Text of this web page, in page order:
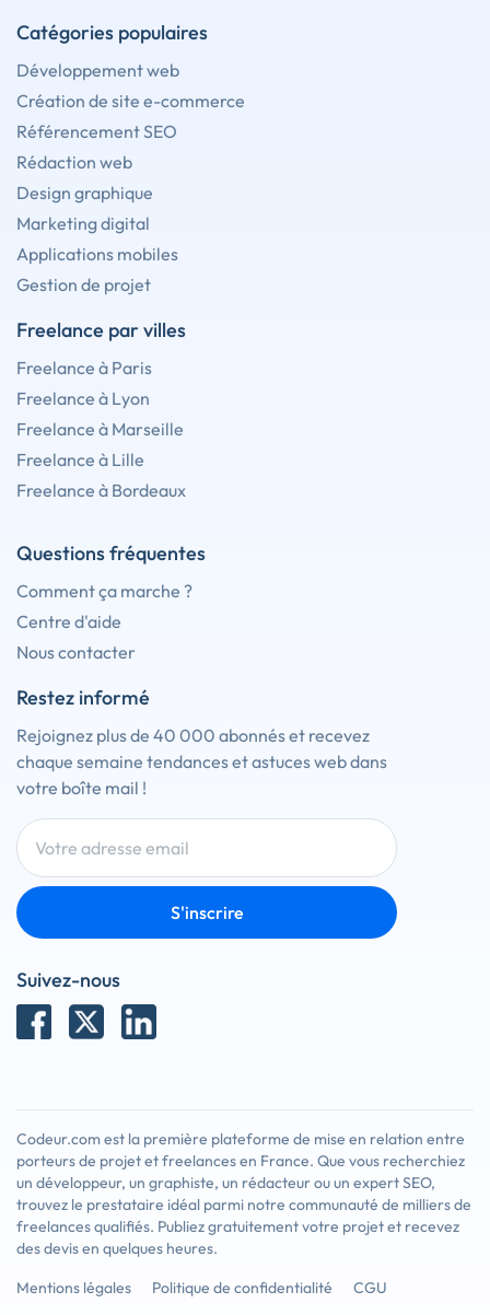
Catégories populaires
Développement web
Création de site e-commerce
Référencement SEO
Rédaction web
Design graphique
Marketing digital
Applications mobiles
Gestion de projet
Freelance par villes
Freelance à Paris
Freelance à Lyon
Freelance à Marseille
Freelance à Lille
Freelance à Bordeaux
Questions fréquentes
Comment ça marche ?
Centre d'aide
Nous contacter
Restez informé
Rejoignez plus de 40 000 abonnés et recevez
chaque semaine tendances et astuces web dans
votre boîte mail !
S'inscrire
Suivez-nous
Codeur.com est la première plateforme de mise en relation entre
porteurs de projet et freelances en France. Que vous recherchiez
un développeur, un graphiste, un rédacteur ou un expert SEO,
trouvez le prestataire idéal parmi notre communauté de milliers de
freelances qualifiés. Publiez gratuitement votre projet et recevez
des devis en quelques heures.
Mentions légales
Politique de confidentialité CGU